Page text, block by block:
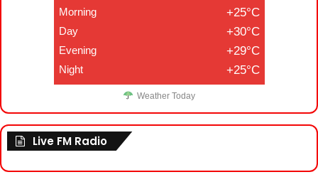
Morning +25°C
Day +30°C
Evening +29°C
Night +25°C
Weather Today
Live FM Radio